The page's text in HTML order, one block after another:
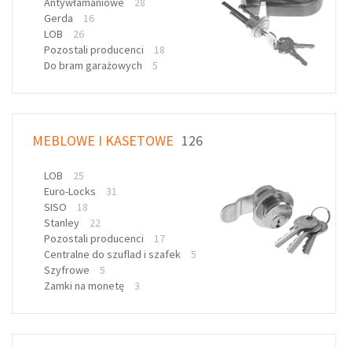
Gerda
16
LOB
26
Pozostali producenci
18
Do bram garażowych
5
MEBLOWE I KASETOWE 126
LOB
25
Euro-Locks
31
SISO
18
Stanley
22
Pozostali producenci
17
Centralne do szuflad i szafek
5
Szyfrowe
5
Zamki na monetę
3